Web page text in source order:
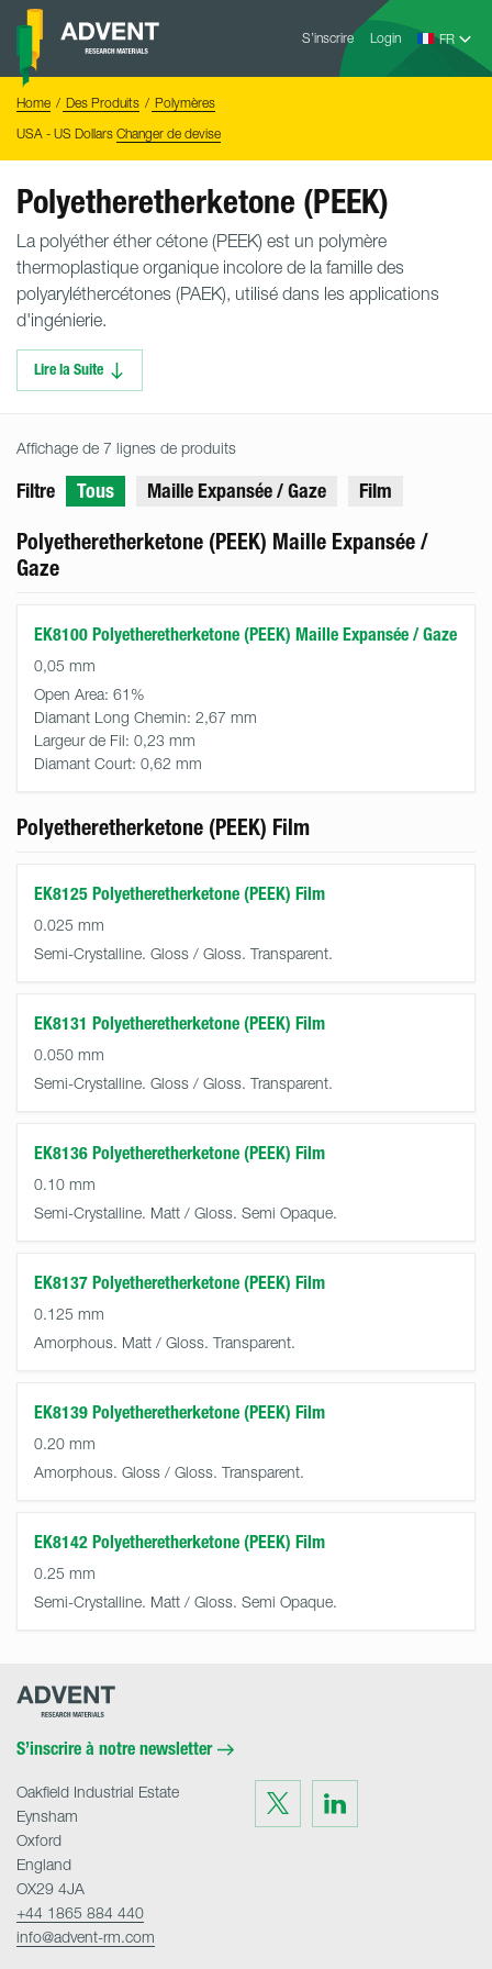
Skip
content
S’inscrire Login
Advent
Home Des Produits
Polymères
USA - US Dollars Changer de devise
Polyetheretherketone (PEEK)
La polyéther éther cétone (PEEK) est un polymère
thermoplastique organique incolore de la famille des
polyaryléthercétones (PAEK), utilisé dans les applications
d'ingénierie.
Lire la Suite
Affichage de 7 lignes de produits
Filtre Tous Maille Expansée / Gaze Film
Polyetheretherketone (PEEK) Maille Expansée /
Gaze
EK8100 Polyetheretherketone (PEEK) Maille Expansée / Gaze
0,05 mm
Open Area: 61%
Diamant Long Chemin: 2,67 mm
Largeur de Fil: 0,23 mm
Diamant Court: 0,62 mm
Polyetheretherketone (PEEK) Film
EK8125 Polyetheretherketone (PEEK) Film
0.025 mm
Semi-Crystalline. Gloss / Gloss. Transparent.
EK8131 Polyetheretherketone (PEEK) Film
0.050 mm
Semi-Crystalline. Gloss / Gloss. Transparent.
EK8136 Polyetheretherketone (PEEK) Film
0.10 mm
Semi-Crystalline. Matt / Gloss. Semi Opaque.
EK8137 Polyetheretherketone (PEEK) Film
0.125 mm
Amorphous. Matt / Gloss. Transparent.
EK8139 Polyetheretherketone (PEEK) Film
0.20 mm
Amorphous. Gloss / Gloss. Transparent.
EK8142 Polyetheretherketone (PEEK) Film
0.25 mm
Semi-Crystalline. Matt / Gloss. Semi Opaque.
Advent
S’inscrire à notre newsletter
Visit
us
on
Twitter
Visit
on
LinkedIn
Oakfield Industrial Estate
Eynsham
Oxford
England
OX29 4JA
+44 1865 884 440
info@advent-rm.com